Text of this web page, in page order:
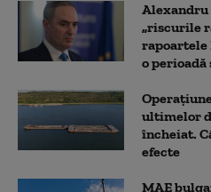
Alexandru
„riscurile
rapoartele
o perioadă
ultimelor
încheiat.
efecte
MAE